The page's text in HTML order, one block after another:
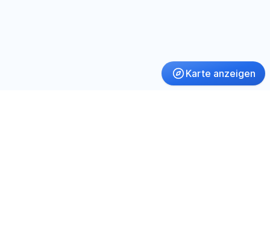
Karte anzeigen